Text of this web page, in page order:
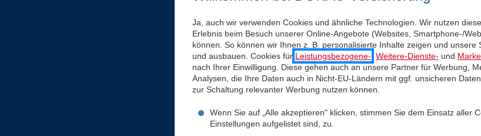
Ja, auch wir verwenden Cookies und ähnliche Technologien. Wir nutzen
Erlebnis beim Besuch unserer Online-Angebote (Websites, Smartphone-/
können. So können wir Ihnen z. B. personalisierte Inhalte zeigen und unsere
und ausbauen. Cookies für Leistungsbezogene- Weitere-Dienste- und
nach Ihrer Einwilligung. Diese gehen auch an unsere Partner für Werbung,
Analysen, die Ihre Daten auch in Nicht-EU-Ländern mit ggf. unsicheren
zur Schaltung relevanter Werbung nutzen können.
Wenn Sie auf „Alle akzeptieren" klicken, stimmen Sie dem Einsatz aller
Einstellungen aufgelistet sind, zu.